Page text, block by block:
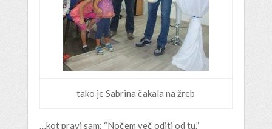
tako je Sabrina čakala na žreb
…kot pravi sam: “Nočem več oditi od tu.”